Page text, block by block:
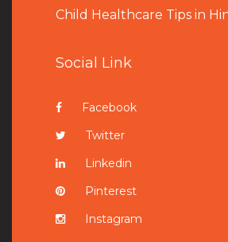
Child Healthcare Tips in
Social Link
Facebook
Twitter
Linkedin
Pinterest
Instagram